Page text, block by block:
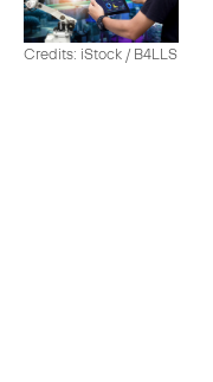
Credits: iStock / B4LLS